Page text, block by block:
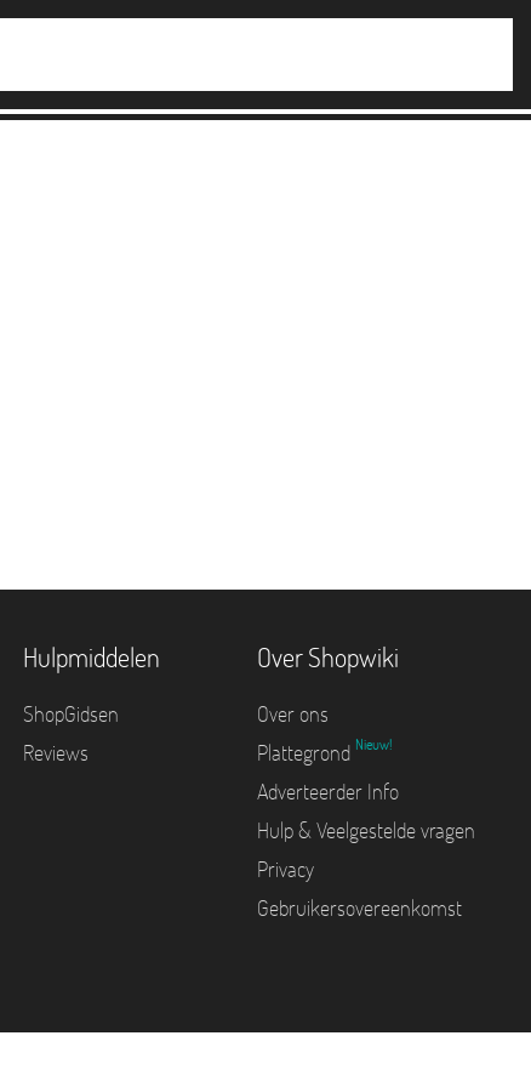
Hulpmiddelen
ShopGidsen
Reviews
Over Shopwiki
Over ons
Plattegrond Nieuw!
Adverteerder Info
Hulp & Veelgestelde vragen
Privacy
Gebruikersovereenkomst